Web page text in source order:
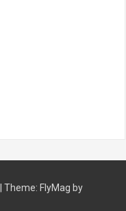
Theme: FlyMag by